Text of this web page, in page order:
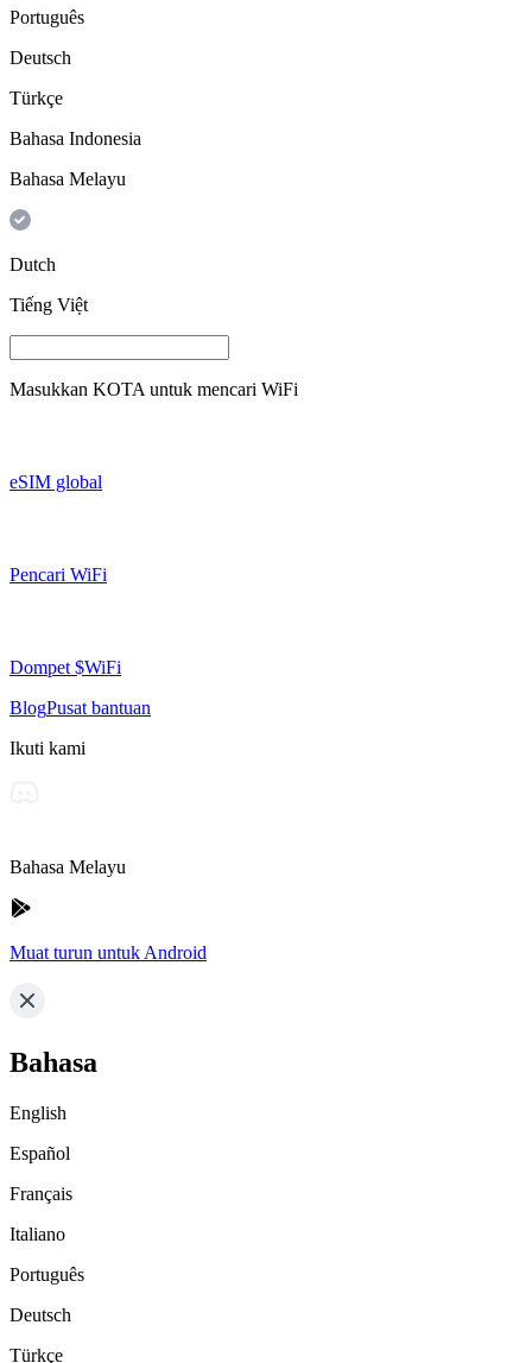
Português
Deutsch
Türkçe
Bahasa Indonesia
Bahasa Melayu
Dutch
Tiếng Việt
Masukkan KOTA untuk mencari WiFi
eSIM global
Pencari WiFi
Dompet $WiFi
BlogPusat bantuan
Ikuti kami
Bahasa Melayu
Muat turun untuk Android
Bahasa
English
Español
Français
Italiano
Português
Deutsch
Türkçe